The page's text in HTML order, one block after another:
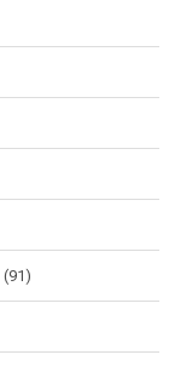
(91)